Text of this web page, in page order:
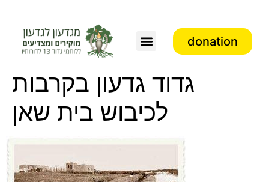
donation
גדוד גדעון בקרבות
לכיבוש בית שאן